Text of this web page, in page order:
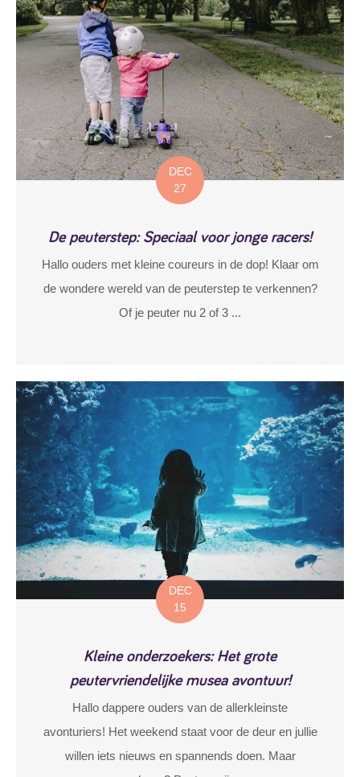
DEC
27
De peuterstep: Speciaal voor jonge racers!
Hallo ouders met kleine coureurs in de dop! Klaar om
de wondere wereld van de peuterstep te verkennen?
Of je peuter nu 2 of 3 ...
DEC
15
Kleine onderzoekers: Het grote
peutervriendelijke musea avontuur!
Hallo dappere ouders van de allerkleinste
avonturiers! Het weekend staat voor de deur en jullie
willen iets nieuws en spannends doen. Maar